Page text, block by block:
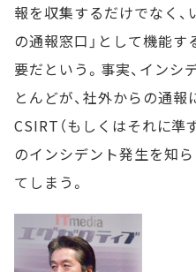
報を収集するだけでなく、
の通報窓口」として機能
要だという。事実、イン
とんどが、社外からの通
CSIRT（もしくはそれに準
のインシデント発生を知
てしまう。